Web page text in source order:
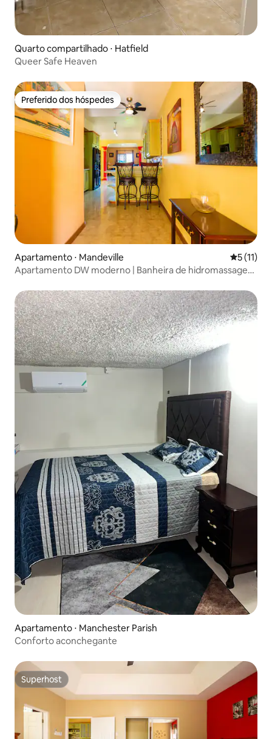
Quarto compartilhado ⋅ Hatfield
Queer Safe Heaven
Preferido dos hóspedes
Preferido dos hóspedes
Apartamento ⋅ Mandeville 5 de uma
5 (11)
Apartamento DW moderno | Banheira de hidromassagem
Apartamento ⋅ Manchester Parish
Conforto aconchegante
Superhost
Superhost